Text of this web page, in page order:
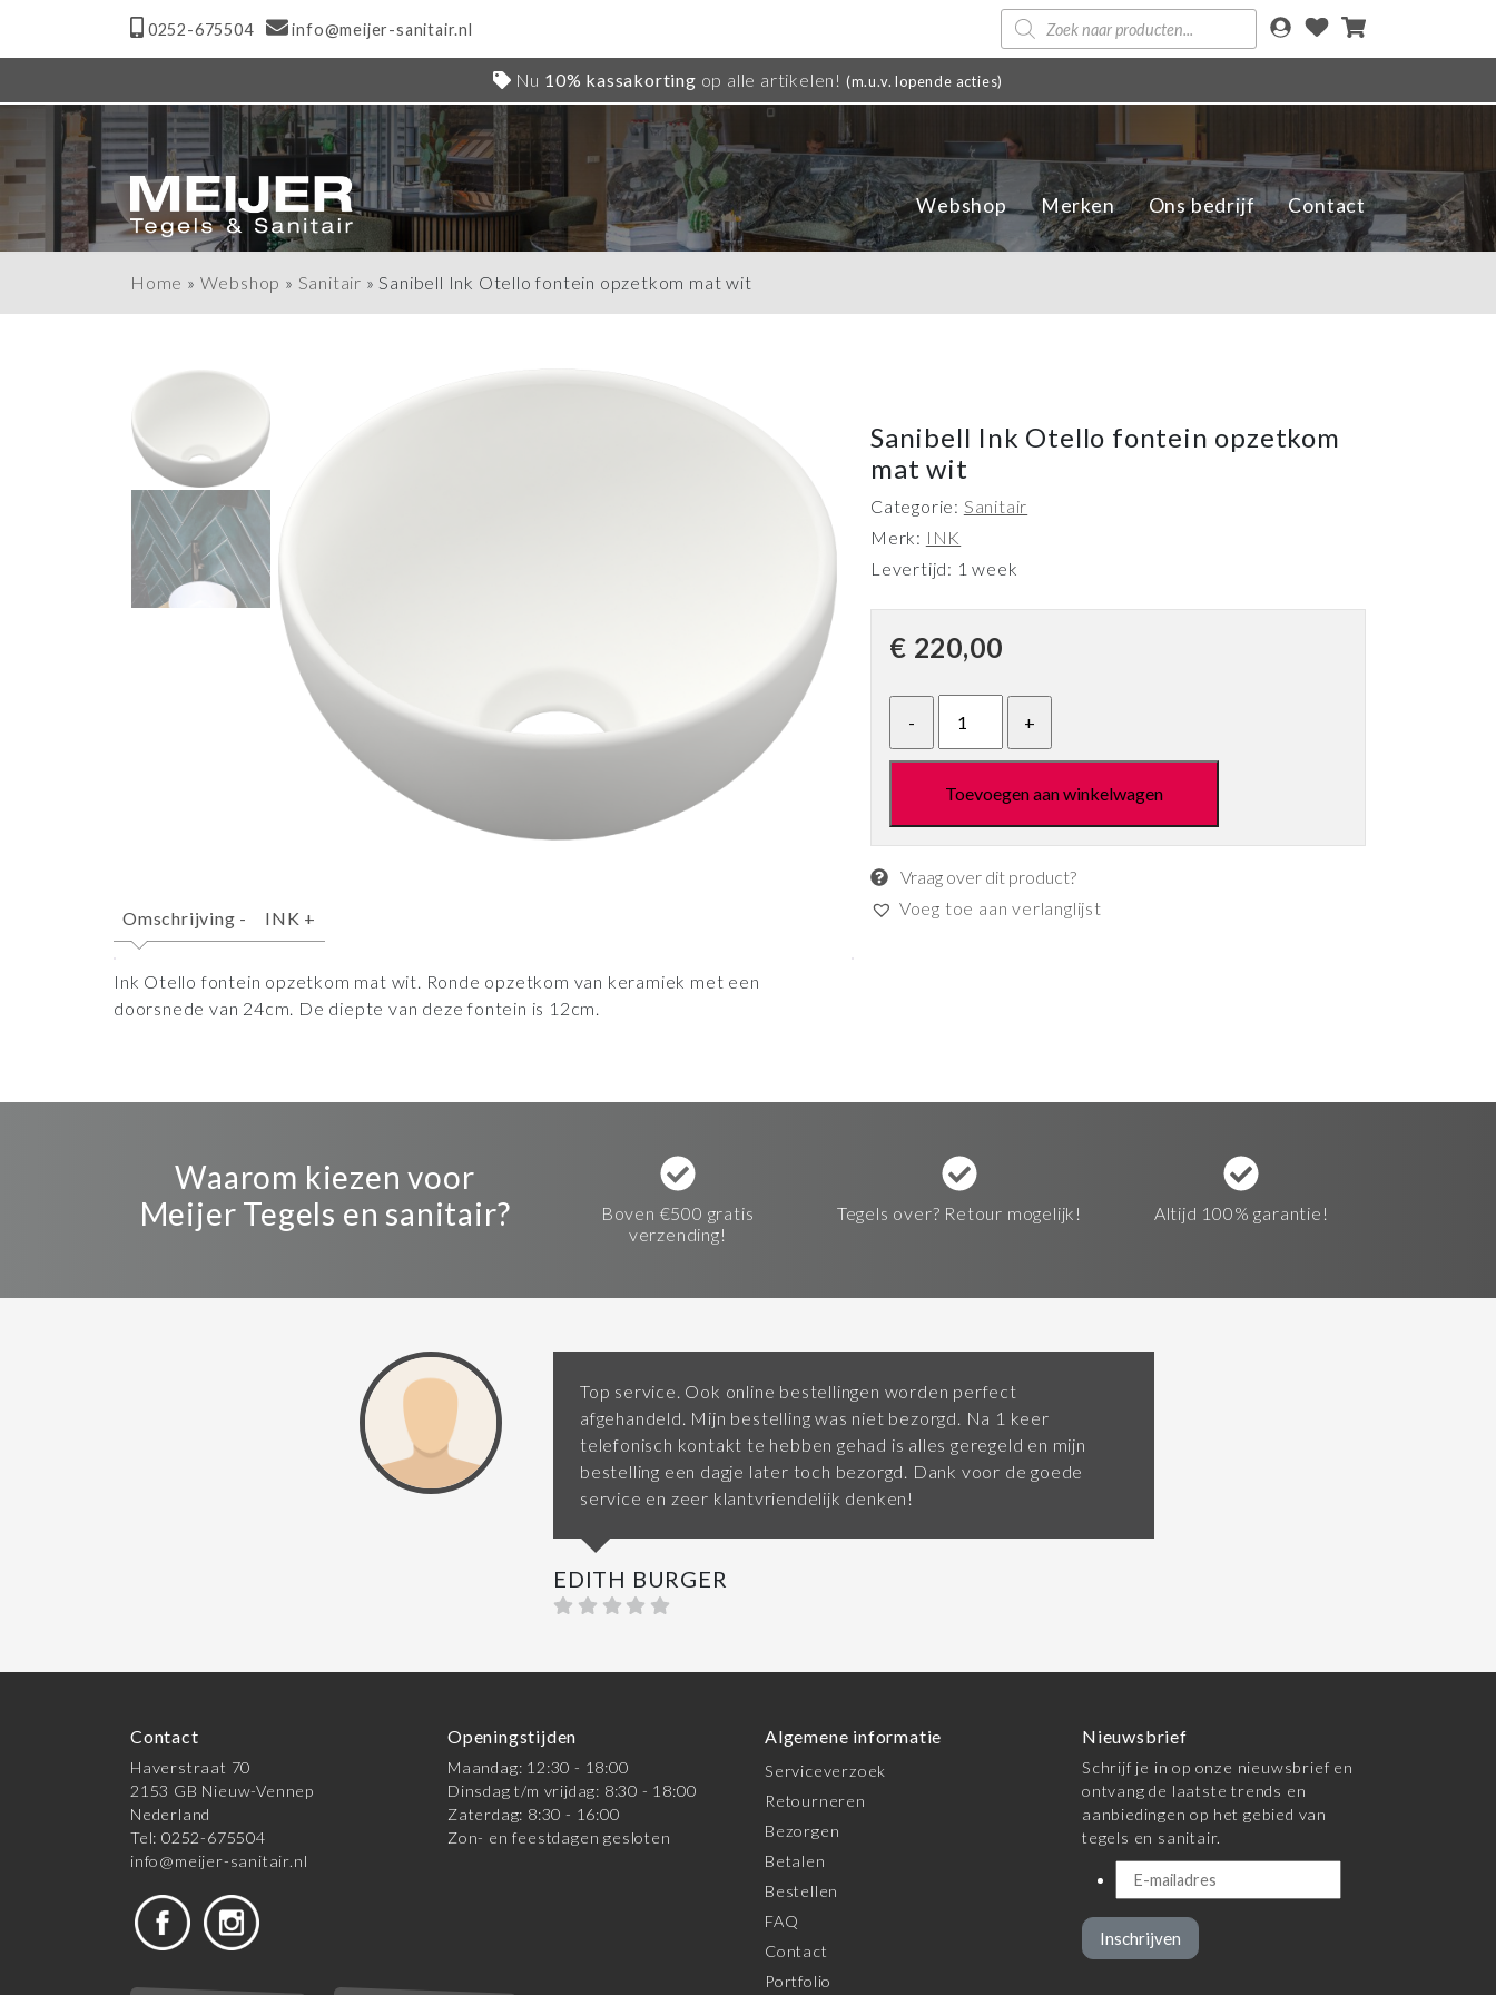
0252-675504 info@meijer-sanitair.nl
Producten
zoeken
Nu 10% kassakorting op alle artikelen! (m.u.v. lopende acties)
Webshop Merken Ons bedrijf Contact
Home » Webshop » Sanitair »Sanibell Ink Otello fontein opzetkom mat wit
Omschrijving - INK +
Ink Otello fontein opzetkom mat wit. Ronde opzetkom van keramiek met een
doorsnede van 24cm. De diepte van deze fontein is 12cm.
Sanibell Ink Otello fontein opzetkom
mat wit
Categorie: Sanitair
Merk: INK
Levertijd: 1 week
€ 220,00
Toevoegen aan winkelwagen
Vraag over dit product?
Voeg toe aan verlanglijst
Waarom kiezen voor
Meijer Tegels en sanitair?
Boven €500 gratis
verzending!
Tegels over? Retour mogelijk! Altijd 100% garantie!
Top service. Ook online bestellingen worden perfect
afgehandeld. Mijn bestelling was niet bezorgd. Na 1 keer
telefonisch kontakt te hebben gehad is alles geregeld en mijn
bestelling een dagje later toch bezorgd. Dank voor de goede
service en zeer klantvriendelijk denken!
EDITH BURGER
Contact
Haverstraat 70
2153 GB Nieuw-Vennep
Nederland
Tel: 0252-675504
info@meijer-sanitair.nl
Openingstijden
Maandag: 12:30 - 18:00
Dinsdag t/m vrijdag: 8:30 - 18:00
Zaterdag: 8:30 - 16:00
Zon- en feestdagen gesloten
Algemene informatie
Serviceverzoek
Retourneren
Bezorgen
Betalen
Bestellen
FAQ
Contact
Portfolio
Nieuwsbrief
Schrijf je in op onze nieuwsbrief en
ontvang de laatste trends en
aanbiedingen op het gebied van
tegels en sanitair.
Inschrijven